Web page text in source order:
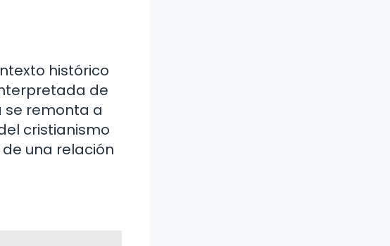
histórico
de
se remonta a
cristianismo
una relación